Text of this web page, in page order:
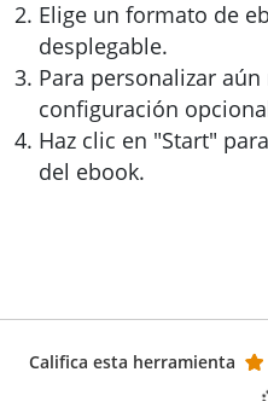
Elige un formato de
desplegable.
Para personalizar
configuración
Haz clic en "Start"
del ebook.
Califica esta herramienta